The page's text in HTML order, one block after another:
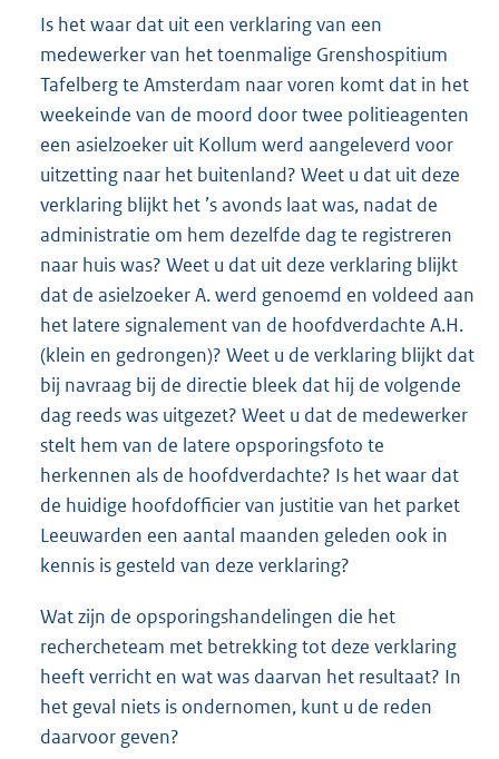
Is het waar dat uit een verklaring van een
medewerker van het toenmalige Grenshospitium
Tafelberg te Amsterdam naar voren komt dat in het
weekeinde van de moord door twee politieagenten
een asielzoeker uit Kollum werd aangeleverd voor
uitzetting naar het buitenland? Weet u dat uit deze
verklaring blijkt het ’s avonds laat was, nadat de
administratie om hem dezelfde dag te registreren
naar huis was? Weet u dat uit deze verklaring blijkt
dat de asielzoeker A. werd genoemd en voldeed aan
het latere signalement van de hoofdverdachte A.H.
(klein en gedrongen)? Weet u de verklaring blijkt dat
bij navraag bij de directie bleek dat hij de volgende
dag reeds was uitgezet? Weet u dat de medewerker
stelt hem van de latere opsporingsfoto te
herkennen als de hoofdverdachte? Is het waar dat
de huidige hoofdofficier van justitie van het parket
Leeuwarden een aantal maanden geleden ook in
kennis is gesteld van deze verklaring?
Wat zijn de opsporingshandelingen die het
rechercheteam met betrekking tot deze verklaring
heeft verricht en wat was daarvan het resultaat? In
het geval niets is ondernomen, kunt u de reden
daarvoor geven?